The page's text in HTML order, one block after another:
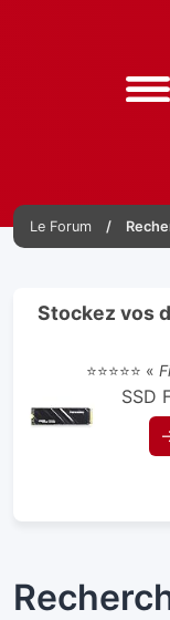
Le Forum
Stockez vos
⭐⭐⭐⭐⭐ «
SSD